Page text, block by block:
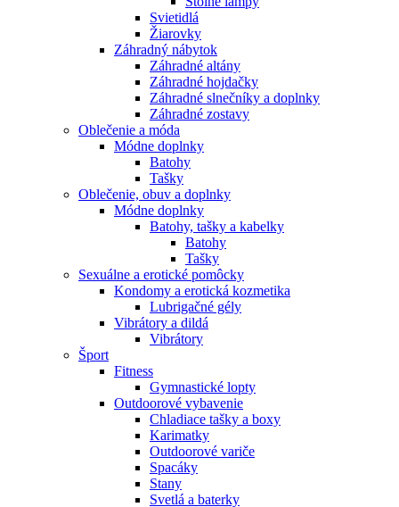
Svietidlá
Žiarovky
Záhradný nábytok
Záhradné altány
Záhradné hojdačky
Záhradné slnečníky a doplnky
Záhradné zostavy
Oblečenie a móda
Módne doplnky
Batohy
Tašky
Oblečenie, obuv a doplnky
Módne doplnky
Batohy, tašky a kabelky
Batohy
Tašky
Sexuálne a erotické pomôcky
Kondomy a erotická kozmetika
Lubrigačné gély
Vibrátory a dildá
Vibrátory
Šport
Fitness
Gymnastické lopty
Outdoorové vybavenie
Chladiace tašky a boxy
Karimatky
Outdoorové variče
Spacáky
Stany
Svetlá a baterky